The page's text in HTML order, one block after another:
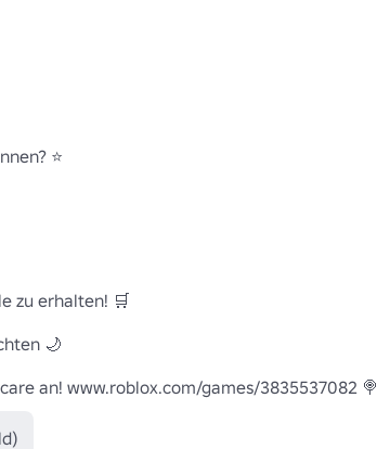
⭐
zu erhalten! 🛒
🌙
an! www.roblox.com/games/3835537082 🍭